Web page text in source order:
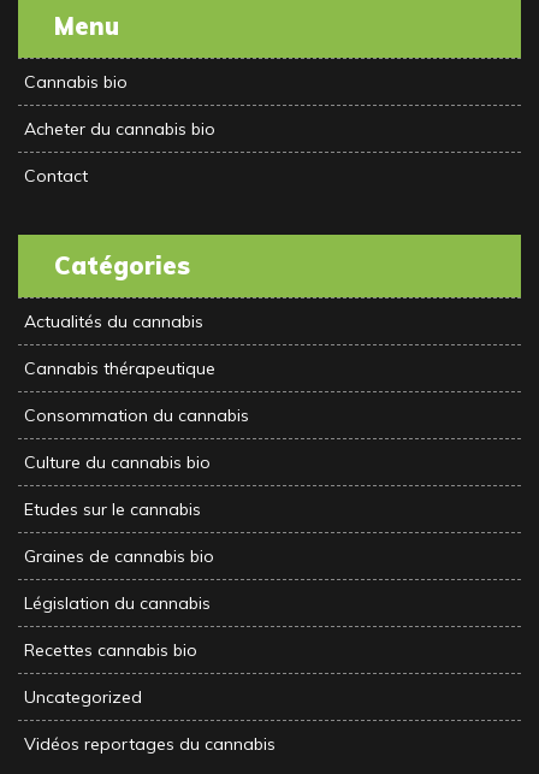
Menu
Cannabis bio
Acheter du cannabis bio
Contact
Catégories
Actualités du cannabis
Cannabis thérapeutique
Consommation du cannabis
Culture du cannabis bio
Etudes sur le cannabis
Graines de cannabis bio
Législation du cannabis
Recettes cannabis bio
Uncategorized
Vidéos reportages du cannabis